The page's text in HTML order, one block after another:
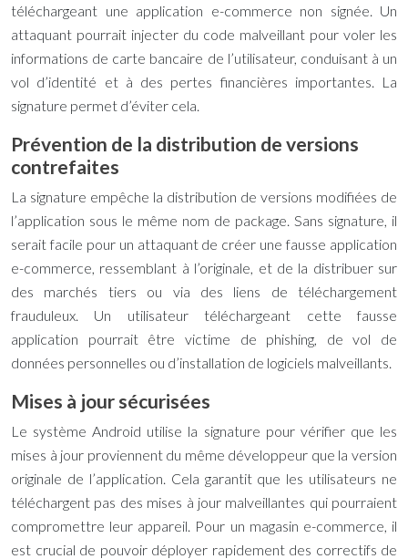
téléchargeant une application e-commerce non signée. Un
attaquant pourrait injecter du code malveillant pour voler les
informations de carte bancaire de l’utilisateur, conduisant à un
vol d’identité et à des pertes financières importantes. La
signature permet d’éviter cela.
Prévention de la distribution de versions
contrefaites
La signature empêche la distribution de versions modifiées de
l’application sous le même nom de package. Sans signature, il
serait facile pour un attaquant de créer une fausse application
e-commerce, ressemblant à l’originale, et de la distribuer sur
des marchés tiers ou via des liens de téléchargement
frauduleux. Un utilisateur téléchargeant cette fausse
application pourrait être victime de phishing, de vol de
données personnelles ou d’installation de logiciels malveillants.
Mises à jour sécurisées
Le système Android utilise la signature pour vérifier que les
mises à jour proviennent du même développeur que la version
originale de l’application. Cela garantit que les utilisateurs ne
téléchargent pas des mises à jour malveillantes qui pourraient
compromettre leur appareil. Pour un magasin e-commerce, il
est crucial de pouvoir déployer rapidement des correctifs de